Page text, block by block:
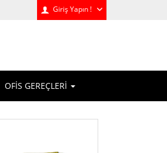
Giriş Yapın !
OFİS GEREÇLERİ